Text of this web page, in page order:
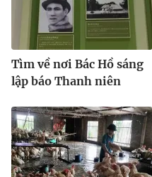
Tìm về nơi Bác Hồ sáng
lập báo Thanh niên